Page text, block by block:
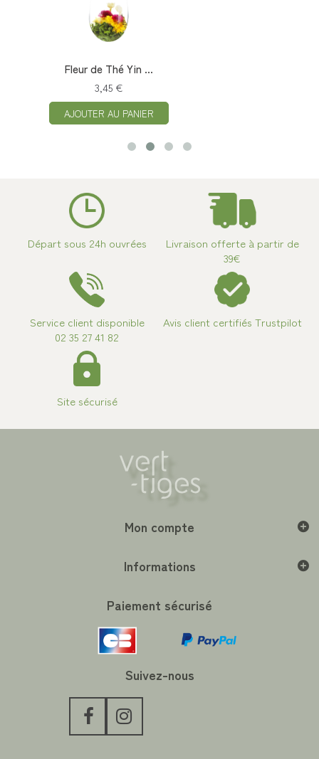
Fleur de Thé Yin ...
AJOUTER AU PANIER
Départ sous 24h ouvrées
Livraison offerte à partir de
39€
Service client disponible
02 35 27 41 82
Avis client certifiés Trustpilot
Site sécurisé
Mon compte
Informations
Paiement sécurisé
Suivez-nous